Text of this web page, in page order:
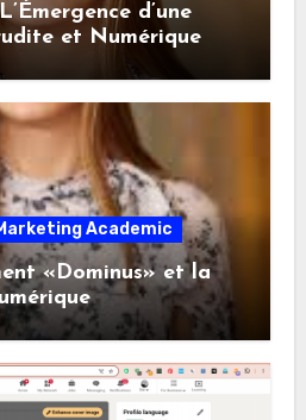
et Numérique
Academic
«Dominus» et la